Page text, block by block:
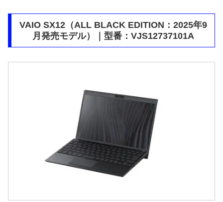
VAIO SX12（ALL BLACK EDITION：2025年9
月発売モデル）｜型番：VJS12737101A